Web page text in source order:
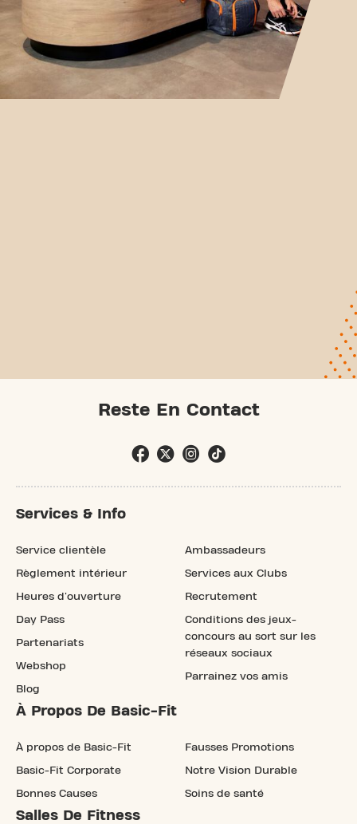
Reste En Contact
Services & Info
Service clientèle
Règlement intérieur
Heures d'ouverture
Day Pass
Partenariats
Webshop
Blog
Ambassadeurs
Services aux Clubs
Recrutement
Conditions des jeux-
concours au sort sur les
réseaux sociaux
Parrainez vos amis
À Propos De Basic-Fit
À propos de Basic-Fit
Basic-Fit Corporate
Bonnes Causes
Fausses Promotions
Notre Vision Durable
Soins de santé
Salles De Fitness